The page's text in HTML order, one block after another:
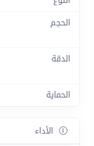
الحجم
الدقة
الحماية
الأداء